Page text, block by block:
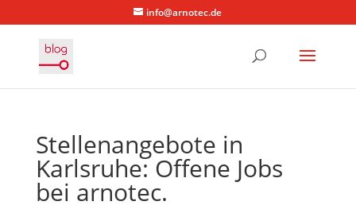
info@arnotec.de
Stellenangebote in
Karlsruhe: Offene Jobs
bei arnotec.